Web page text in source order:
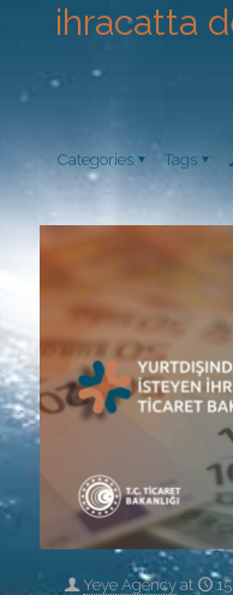
ihracatta
Categories Tags
Yeye Agency at